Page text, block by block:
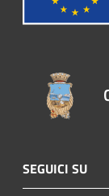
SEGUICI SU